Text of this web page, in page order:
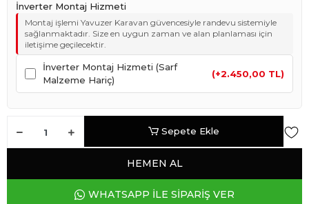
İnverter Montaj Hizmeti
Montaj işlemi Yavuzer Karavan güvencesiyle randevu sistemiyle
sağlanmaktadır. Size en uygun zaman ve alan planlaması için
iletişime geçilecektir.
İnverter Montaj Hizmeti (Sarf
Malzeme Hariç)
(+2.450,00 TL)
Sepete Ekle
HEMEN AL
WHATSAPP İLE SİPARİŞ VER